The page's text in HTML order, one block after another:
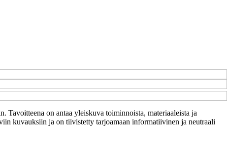
on antaa yleiskuva toiminnoista, materiaaleista ja
kuvauksiin ja on tiivistetty tarjoamaan informatiivinen ja neutraali